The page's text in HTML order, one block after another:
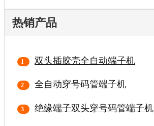
热销产品
双头插胶壳全自动端子机
全自动穿号码管端子机
绝缘端子双头穿号码管端子机